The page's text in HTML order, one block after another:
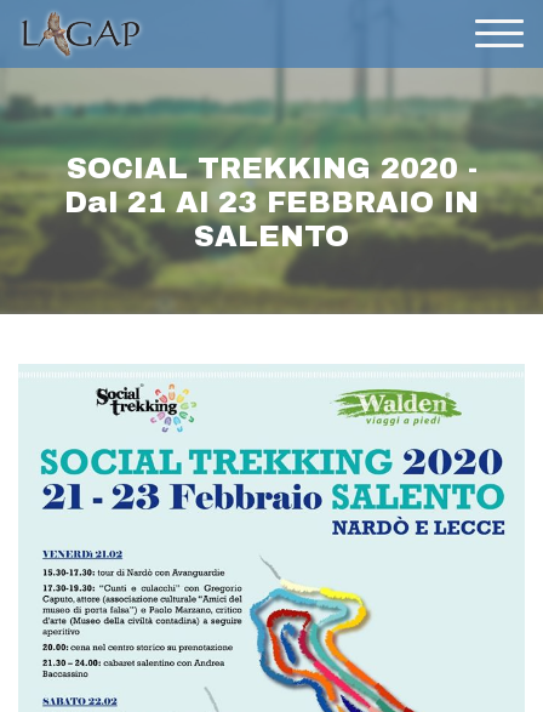
SOCIAL TREKKING 2020 -
Dal 21 Al 23 FEBBRAIO IN
SALENTO